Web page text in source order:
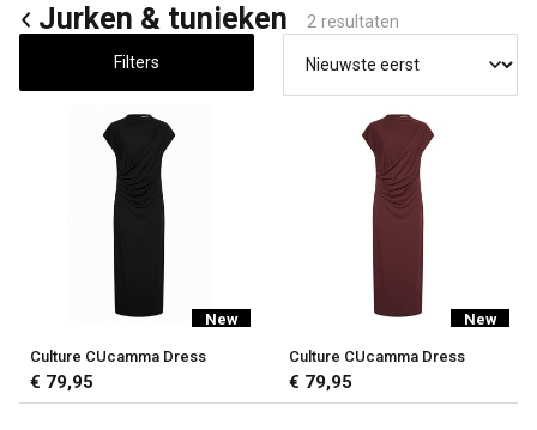
Passo
Jurken & tunieken 2 resultaten
Filters
New
Culture CUcamma Dress
€ 79,95
New
Culture CUcamma Dress
€ 79,95